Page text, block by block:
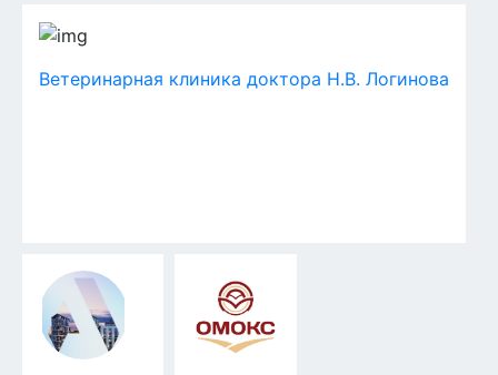
Ветеринарная клиника доктора Н.В. Логинова